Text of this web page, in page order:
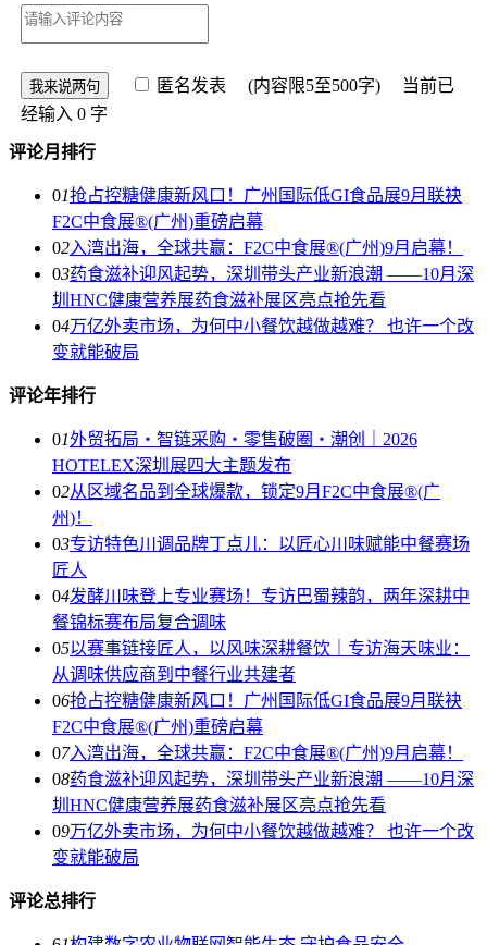
匿名发表
(内容限5至500字) 当前已
经输入 0 字
评论月排行
01抢占控糖健康新风口！广州国际低GI食品展9月联袂
F2C中食展®(广州)重磅启幕
02入湾出海，全球共赢：F2C中食展®(广州)9月启幕！
03药食滋补迎风起势，深圳带头产业新浪潮 ——10月深
圳HNC健康营养展药食滋补展区亮点抢先看
04万亿外卖市场，为何中小餐饮越做越难？ 也许一个改
变就能破局
评论年排行
01外贸拓局・智链采购・零售破圈・潮创｜2026
HOTELEX深圳展四大主题发布
02从区域名品到全球爆款，锁定9月F2C中食展®(广
州)！
03专访特色川调品牌丁点儿：以匠心川味赋能中餐赛场
匠人
04发酵川味登上专业赛场！专访巴蜀辣韵，两年深耕中
餐锦标赛布局复合调味
05以赛事链接匠人，以风味深耕餐饮｜专访海天味业：
从调味供应商到中餐行业共建者
06抢占控糖健康新风口！广州国际低GI食品展9月联袂
F2C中食展®(广州)重磅启幕
07入湾出海，全球共赢：F2C中食展®(广州)9月启幕！
08药食滋补迎风起势，深圳带头产业新浪潮 ——10月深
圳HNC健康营养展药食滋补展区亮点抢先看
09万亿外卖市场，为何中小餐饮越做越难？ 也许一个改
变就能破局
评论总排行